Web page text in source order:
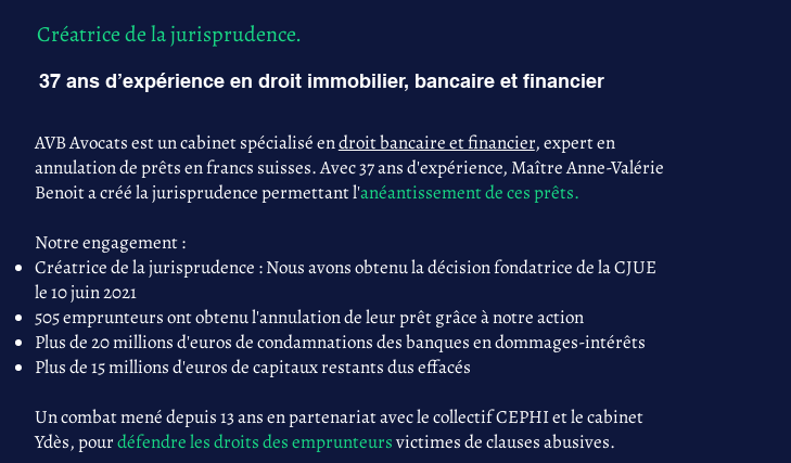
Créatrice de la jurisprudence.
37 ans d’expérience en droit immobilier, bancaire et financier
AVB Avocats est un cabinet spécialisé endroit bancaire et financier, expert en
annulation de prêts en francs suisses. Avec 37 ans d'expérience, Maître Anne-Valérie
Benoit a créé la jurisprudence permettant l'anéantissement de ces prêts.
Notre engagement :
Créatrice de la jurisprudence : Nous avons obtenu la décision fondatrice de la CJUE
le 10 juin 2021
505 emprunteurs ont obtenu l'annulation de leur prêt grâce à notre action
Plus de 20 millions d'euros de condamnations des banques en dommages-intérêts
Plus de 15 millions d'euros de capitaux restants dus effacés
Un combat mené depuis 13 ans en partenariat avec le collectif CEPHI et le cabinet
Ydès, pourdéfendre les droits des emprunteursvictimes de clauses abusives.